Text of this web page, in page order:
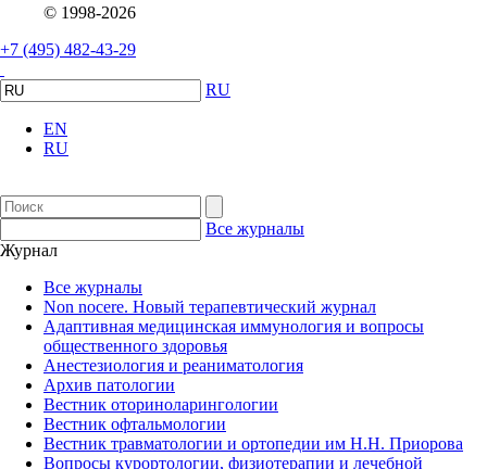
© 1998-2026
+7 (495) 482-43-29
RU
EN
RU
Все журналы
Журнал
Все журналы
Non nocere. Новый терапевтический журнал
Адаптивная медицинская иммунология и вопросы
общественного здоровья
Анестезиология и реаниматология
Архив патологии
Вестник оториноларингологии
Вестник офтальмологии
Вестник травматологии и ортопедии им Н.Н. Приорова
Вопросы курортологии, физиотерапии и лечебной